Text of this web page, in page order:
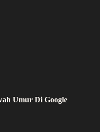
Umur Di Google